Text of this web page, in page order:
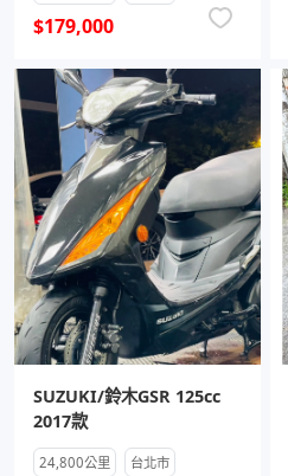
$179,000
SUZUKI/鈴木GSR 125cc
2017款
24,800公里 台北市